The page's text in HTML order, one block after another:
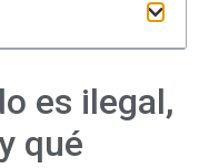
es ilegal,
qué